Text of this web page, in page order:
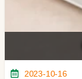
2023-10-16